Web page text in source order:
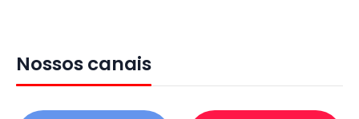
Nossos canais